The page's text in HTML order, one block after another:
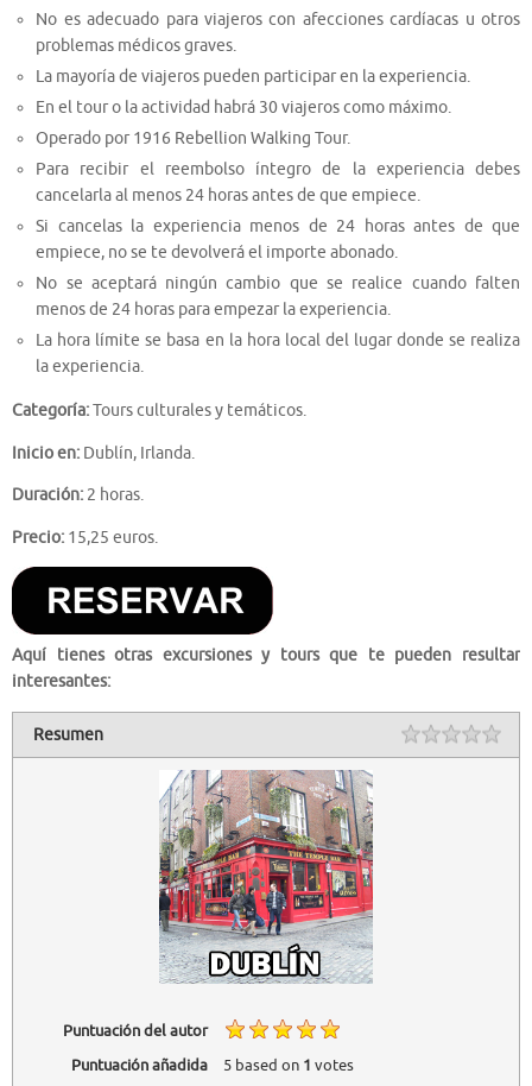
No es adecuado para viajeros con afecciones cardíacas u otros
problemas médicos graves.
La mayoría de viajeros pueden participar en la experiencia.
En el tour o la actividad habrá 30 viajeros como máximo.
Operado por 1916 Rebellion Walking Tour.
Para recibir el reembolso íntegro de la experiencia debes
cancelarla al menos 24 horas antes de que empiece.
Si cancelas la experiencia menos de 24 horas antes de que
empiece, no se te devolverá el importe abonado.
No se aceptará ningún cambio que se realice cuando falten
menos de 24 horas para empezar la experiencia.
La hora límite se basa en la hora local del lugar donde se realiza
la experiencia.
Categoría:Tours culturales y temáticos.
Inicio en: Dublín, Irlanda.
Duración: 2 horas.
Precio: 15,25 euros.
Aquí tienes otras excursiones y tours que te pueden resultar
interesantes:
Resumen
Puntuación del autor
Puntuación añadida
5based on 1 votes